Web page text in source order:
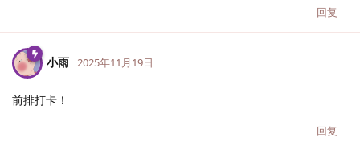
回复
小雨 2025年11月19日
前排打卡！
回复